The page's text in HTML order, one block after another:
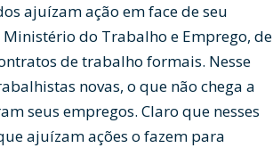
ajuízam ação em face de seu
do Trabalho e Emprego, de
de trabalho formais. Nesse
novas, o que não chega a
seus empregos. Claro que nesses
ajuízam ações o fazem para